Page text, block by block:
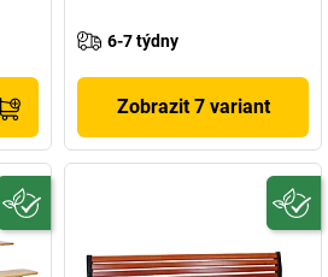
6-7 týdny
Zobrazit 7 variant